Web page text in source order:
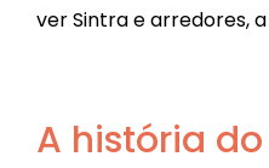
ver Sintra e arredores,
A história